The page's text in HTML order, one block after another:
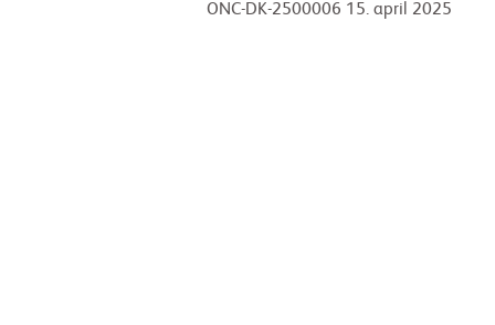
ONC-DK-2500006 15. april 2025